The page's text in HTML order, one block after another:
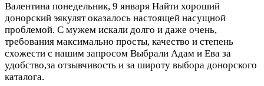
Валентина понедельник, 9 января Найти хороший
донорский эякулят оказалось настоящей насущной
проблемой. С мужем искали долго и даже очень,
требования максимально просты, качество и степень
схожести с нашим запросом Выбрали Адам и Ева за
удобство,за отзывчивость и за широту выбора донорского
каталога.